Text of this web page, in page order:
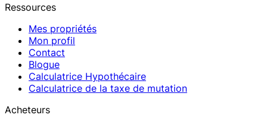
Ressources
Mes propriétés
Mon profil
Contact
Blogue
Calculatrice Hypothécaire
Calculatrice de la taxe de mutation
Acheteurs